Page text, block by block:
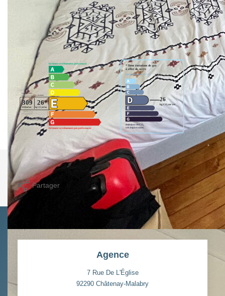
Nos honoraires Nous contacter
Diagnostics énergétiques
Imprimer
Partager
Agence
7 Rue De L'Église
92290 Châtenay-Malabry